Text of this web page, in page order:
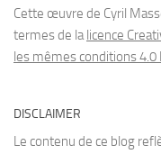
Cette œuvre de Cyril
termes de lalicence
les mêmes conditions 4.0
DISCLAIMER
Le contenu de ce blog